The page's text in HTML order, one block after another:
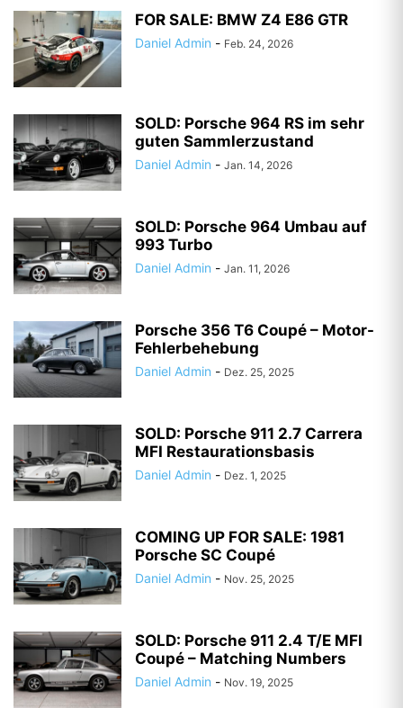
FOR SALE: BMW Z4 E86 GTR
Daniel Admin - Feb. 24, 2026
SOLD: Porsche 964 RS im sehr
guten Sammlerzustand
Daniel Admin - Jan. 14, 2026
SOLD: Porsche 964 Umbau auf
993 Turbo
Daniel Admin - Jan. 11, 2026
Porsche 356 T6 Coupé – Motor-
Fehlerbehebung
Daniel Admin - Dez. 25, 2025
SOLD: Porsche 911 2.7 Carrera
MFI Restaurationsbasis
Daniel Admin - Dez. 1, 2025
COMING UP FOR SALE: 1981
Porsche SC Coupé
Daniel Admin - Nov. 25, 2025
SOLD: Porsche 911 2.4 T/E MFI
Coupé – Matching Numbers
Daniel Admin - Nov. 19, 2025